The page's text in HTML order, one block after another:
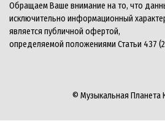
Обращаем Ваше внимание на то, что
исключительно информационный
является публичной офертой,
определяемой положениями Статьи 437
© Музыкальная Планета